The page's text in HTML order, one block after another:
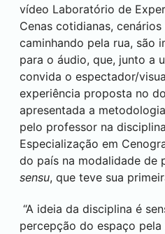
vídeo Laboratório de
Cenas cotidianas,
caminhando pela rua, são
para o áudio, que, junto a
convida o espectador/
experiência proposta no
apresentada a
pelo professor na
Especialização em
do país na modalidade de
sensu, que teve sua
“A ideia da disciplina é
percepção do espaço